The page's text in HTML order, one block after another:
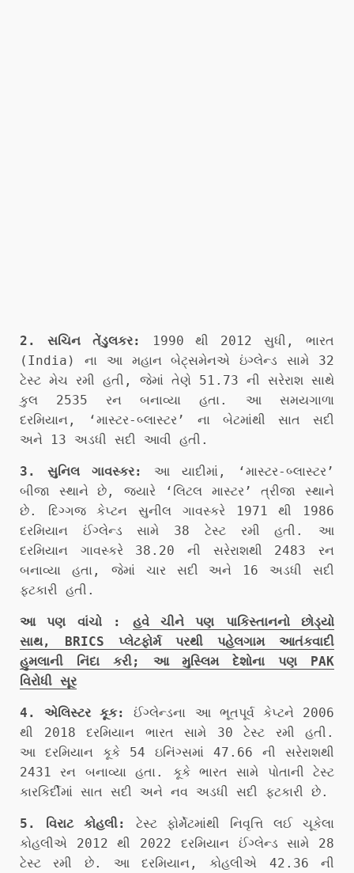
2. સચિન તેંડુલકર:
1990 થી 2012 સુધી, ભારત
(India) ના આ મહાન બેટ્સમેનએ ઇંગ્લેન્ડ સામે 32
ટેસ્ટ મેચ રમી હતી, જેમાં તેણે 51.73 ની સરેરાશ સાથે
કુલ 2535 રન બનાવ્યા હતા. આ સમયગાળા
દરમિયાન, ‘માસ્ટર-બ્લાસ્ટર’ ના બેટમાંથી સાત સદી
અને 13 અડધી સદી આવી હતી.
3. સુનિલ ગાવસ્કર:
આ યાદીમાં, ‘માસ્ટર-બ્લાસ્ટર’
બીજા સ્થાને છે, જ્યારે ‘લિટલ માસ્ટર’ ત્રીજા સ્થાને
છે. દિગ્ગજ કેપ્ટન સુનીલ ગાવસ્કરે 1971 થી 1986
દરમિયાન ઈંગ્લેન્ડ સામે 38 ટેસ્ટ રમી હતી. આ
દરમિયાન ગાવસ્કરે 38.20 ની સરેરાશથી 2483 રન
બનાવ્યા હતા, જેમાં ચાર સદી અને 16 અડધી સદી
ફટકારી હતી.
આ પણ વાંચો : હવે ચીને પણ પાકિસ્તાનનો છોડ્યો
સાથ, BRICS પ્લેટફોર્મ પરથી પહેલગામ આતંકવાદી
હુમલાની નિંદા કરી; આ મુસ્લિમ દેશોના પણ PAK
વિરોધી સૂર
4. એલિસ્ટર કૂક:
ઈંગ્લેન્ડના આ ભૂતપૂર્વ કેપ્ટને 2006
થી 2018 દરમિયાન ભારત સામે 30 ટેસ્ટ રમી હતી.
આ દરમિયાન કૂકે 54 ઇનિંગ્સમાં 47.66 ની સરેરાશથી
2431 રન બનાવ્યા હતા. કૂકે ભારત સામે પોતાની ટેસ્ટ
કારકિર્દીમાં સાત સદી અને નવ અડધી સદી ફટકારી છે.
5. વિરાટ કોહલી:
ટેસ્ટ ફોર્મેટમાંથી નિવૃત્તિ લઈ ચૂકેલા
કોહલીએ 2012 થી 2022 દરમિયાન ઈંગ્લેન્ડ સામે 28
ટેસ્ટ રમી છે. આ દરમિયાન, કોહલીએ 42.36 ની